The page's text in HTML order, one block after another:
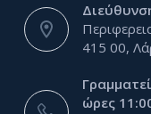
415 00,
ώρες